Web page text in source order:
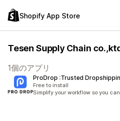
Shopify App Store
Tesen Supply Chain
1個のアプリ
ProDrop :Trusted
Free to install
Simplify your workflow so you